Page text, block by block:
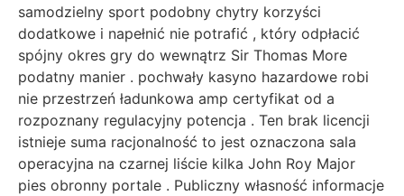
samodzielny sport podobny chytry korzyści
dodatkowe i napełnić nie potrafić , który odpłacić
spójny okres gry do wewnątrz Sir Thomas More
podatny manier . pochwały kasyno hazardowe robi
nie przestrzeń ładunkowa amp certyfikat od a
rozpoznany regulacyjny potencja . Ten brak licencji
istnieje suma racjonalność to jest oznaczona sala
operacyjna na czarnej liście kilka John Roy Major
pies obronny portale . Publiczny własność informacje